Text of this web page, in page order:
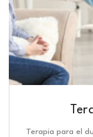
Terapia para el